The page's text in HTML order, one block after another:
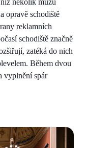
několik mužů
opravě schodiště
reklamních
schodiště značně
zatéká do nich
Během dvou
vyplnění spár